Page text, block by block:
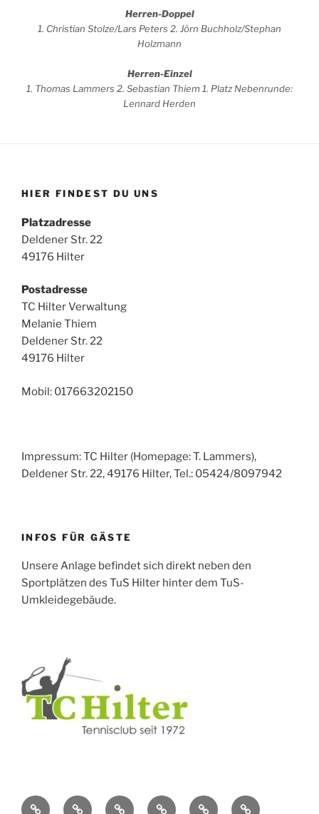
Herren-Doppel
1. Christian Stolze/Lars Peters 2. Jörn Buchholz/Stephan
Holzmann
Herren-Einzel
1. Thomas Lammers 2. Sebastian Thiem 1. Platz Nebenrunde:
Lennard Herden
HIER FINDEST DU UNS
Platzadresse
Deldener Str. 22
49176 Hilter
Postadresse
TC Hilter Verwaltung
Melanie Thiem
Deldener Str. 22
49176 Hilter
Mobil: 017663202150
Impressum: TC Hilter (Homepage: T. Lammers),
Deldener Str. 22, 49176 Hilter, Tel.: 05424/8097942
INFOS FÜR GÄSTE
Unsere Anlage befindet sich direkt neben den
Sportplätzen des TuS Hilter hinter dem TuS-
Umkleidegebäude.
BerichteÜber VereinslebenJugendtennisKontakt Mitgliedschaft